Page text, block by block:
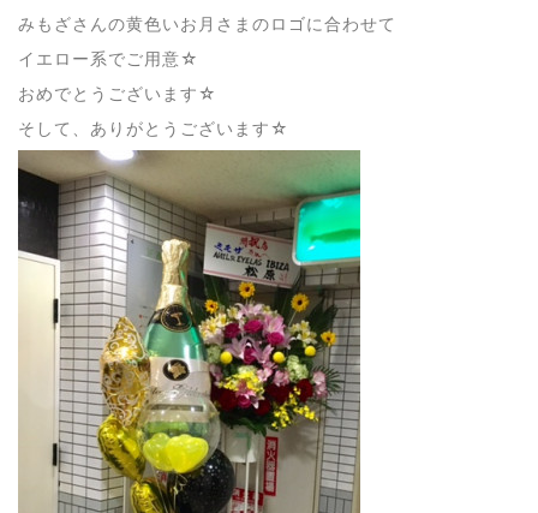
みもざさんの黄色いお月さまのロゴに合わせて
イエロー系でご用意☆
おめでとうございます☆
そして、ありがとうございます☆